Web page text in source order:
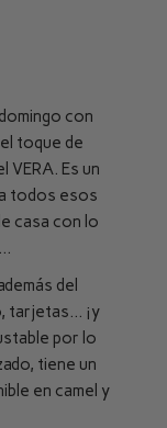
con
toque de
Es un
todos esos
casa con lo
del
tarjetas… ¡y
por lo
tiene un
en camel y